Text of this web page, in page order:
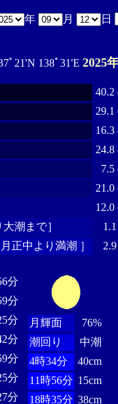
年 月 日
ﾟ21'N 138ﾟ31'E 2025
40.2
29.1
16.3
24.8
7.5
21.0
12.0
潮まで］
正中より満潮 ］
分
分
分
分
分
分
分
月輝面
76%
潮回り
中潮
4時34分
40cm
11時56分 15cm
18時35分 38cm